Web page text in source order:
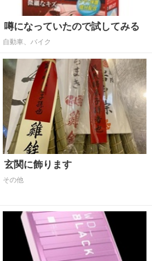
噂になっていたので試してみる
自動車、バイク
玄関に飾ります
その他